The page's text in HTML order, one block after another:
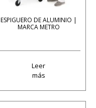
ESPIGUERO DE ALUMINIO |
MARCA METRO
Leer
más